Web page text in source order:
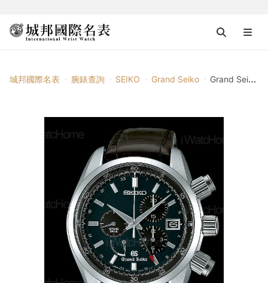
城邦國際名表 腕錶查詢 SEIKO Grand Seiko Grand Seiko Spring Drive計時碼錶 Ref. SBGC007J